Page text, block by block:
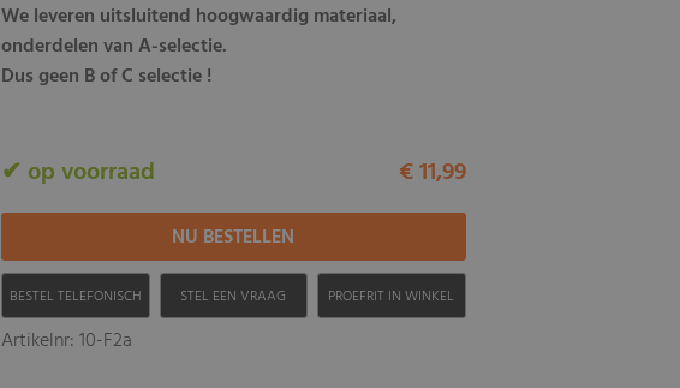
We leveren uitsluitend hoogwaardig materiaal,
onderdelen van A-selectie.
Dus geen B of C selectie !
✔ op voorraad € 11,99
BESTEL TELEFONISCH STEL EEN VRAAG PROEFRIT IN WINKEL
Artikelnr: 10-F2a